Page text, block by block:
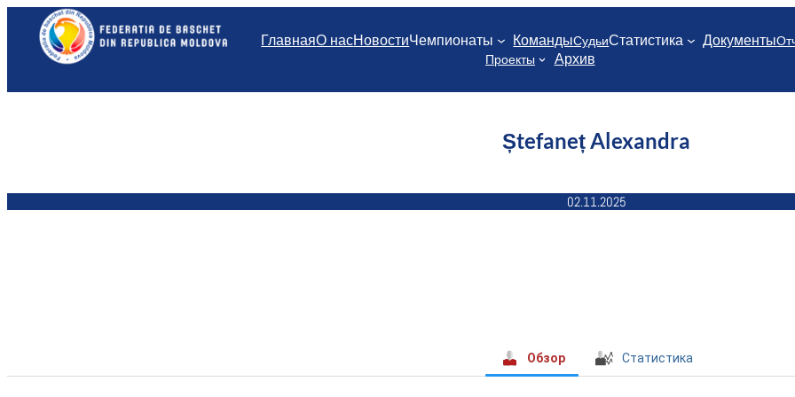
Перейти
содержимому
ГлавнаяО насНовостиЧемпионаты КомандыСудьиСтатистика Документы
Проекты
Архив
Ștefaneț Alexandra
02.11.2025
Обзор Статистика